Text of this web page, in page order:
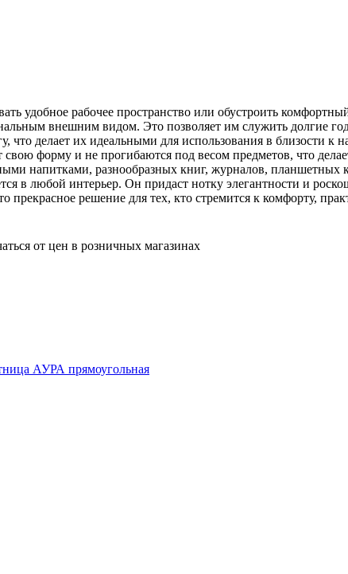
удобное рабочее пространство или обустроить
внешним видом. Это позволяет им служить долгие
что делает их идеальными для использования в близости
форму и не прогибаются под весом предметов, что
напитками, разнообразных книг, журналов, планшетных
в любой интерьер. Он придаст нотку элегантности и
решение для тех, кто стремится к комфорту,
от цен в розничных магазинах
АУРА прямоугольная